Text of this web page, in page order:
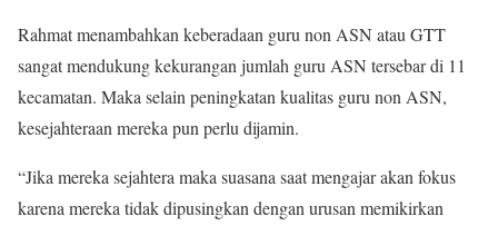
Rahmat menambahkan keberadaan guru non ASN atau GTT
sangat mendukung kekurangan jumlah guru ASN tersebar di 11
kecamatan. Maka selain peningkatan kualitas guru non ASN,
kesejahteraan mereka pun perlu dijamin.
“Jika mereka sejahtera maka suasana saat mengajar akan fokus
karena mereka tidak dipusingkan dengan urusan memikirkan